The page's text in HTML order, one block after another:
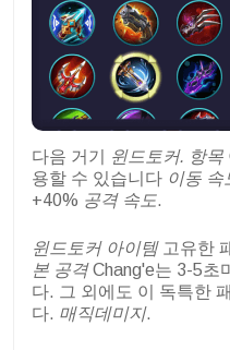
다음 거기 윈드토커. 항목
용할 수 있습니다 이동 속
+40% 공격 속도.
윈드토커 아이템 고유한
본 공격Chang'e는 3-5초
다. 그 외에도 이 독특한
다. 매직데미지.